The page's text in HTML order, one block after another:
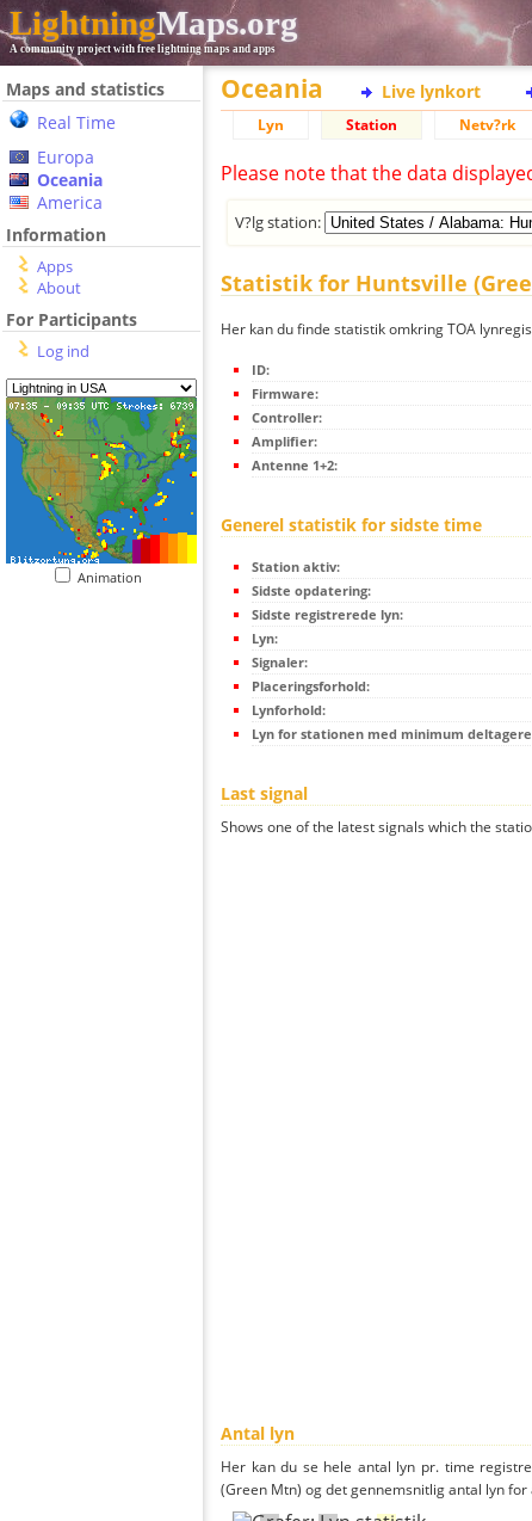
LightningMaps.org
A community project with free lightning maps and apps
Maps and statistics
Real Time
Europa
Oceania
America
Information
Apps
About
For Participants
Log ind
Animation
Oceania Live lynkort
Lyn Station Netv?rk
Please note that the data
V?lg station:
Statistik for Huntsville
Her kan du finde statistik omkring TOA
ID:
Firmware:
Controller:
Amplifier:
Antenne 1+2:
Generel statistik for sidste time
Station aktiv:
Sidste opdatering:
Sidste registrerede lyn:
Lyn:
Signaler:
Placeringsforhold:
Lynforhold:
Lyn for stationen med minimum
Last signal
Shows one of the latest signals which the
Antal lyn
Her kan du se hele antal lyn pr. time
(Green Mtn) og det gennemsnitlig antal lyn